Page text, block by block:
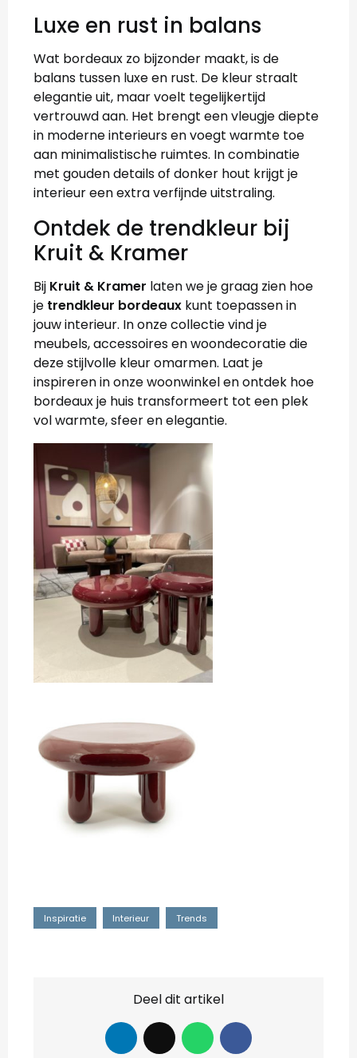
Luxe en rust in balans
Wat bordeaux zo bijzonder maakt, is de
balans tussen luxe en rust. De kleur straalt
elegantie uit, maar voelt tegelijkertijd
vertrouwd aan. Het brengt een vleugje diepte
in moderne interieurs en voegt warmte toe
aan minimalistische ruimtes. In combinatie
met gouden details of donker hout krijgt je
interieur een extra verfijnde uitstraling.
Ontdek de trendkleur bij
Kruit & Kramer
Bij Kruit & Kramer laten we je graag zien hoe
je trendkleur bordeaux kunt toepassen in
jouw interieur. In onze collectie vind je
meubels, accessoires en woondecoratie die
deze stijlvolle kleur omarmen. Laat je
inspireren in onze woonwinkel en ontdek hoe
bordeaux je huis transformeert tot een plek
vol warmte, sfeer en elegantie.
Inspiratie Interieur Trends
Deel dit artikel